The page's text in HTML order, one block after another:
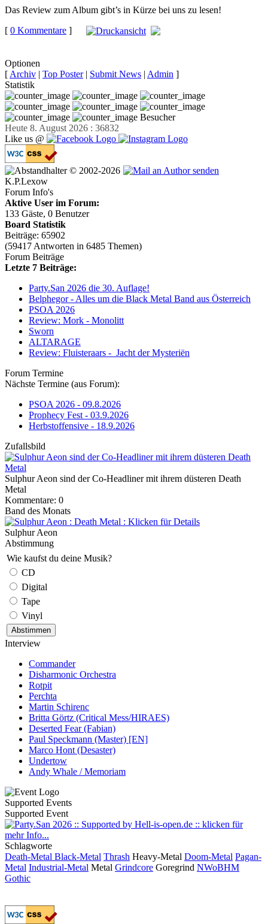
Das Review zum Album gibt’s in Kürze bei uns zu lesen!
[ 0 Kommentare ]
Optionen
[ Archiv | Top Poster| Submit News | Admin ]
Statistik
Besucher
Heute 8. August 2026 : 36832
Like us @
© 2002-2026
K.P.Lexow
Forum Info's
Aktive User im Forum:
133 Gäste, 0 Benutzer
Board Statistik
Beiträge: 65902
(59417 Antworten in 6485 Themen)
Forum Beiträge
Letzte 7 Beiträge:
Party.San 2026 die 30. Auflage!
Belphegor - Alles um die Black Metal Band aus Österreich
PSOA 2026
Review: Mork - Monolitt
Sworn
ALTARAGE
Review: Fluisteraars - Jacht der Mysteriën
Forum Termine
Nächste Termine (aus Forum):
PSOA 2026 - 09.8.2026
Prophecy Fest - 03.9.2026
Herbstoffensive - 18.9.2026
Zufallsbild
Sulphur Aeon sind der Co-Headliner mit ihrem düsteren Death
Metal
Kommentare: 0
Band des Monats
Sulphur Aeon
Abstimmung
Wie kaufst du deine Musik?
CD
Digital
Tape
Vinyl
Interview
Commander
Disharmonic Orchestra
Rotpit
Perchta
Martin Schirenc
Britta Görtz (Critical Mess/HIRAES)
Deserted Fear (Fabian)
Paul Speckmann (Master) [EN]
Marco Hont (Desaster)
Undertow
Andy Whale / Memoriam
Supported Events
Supported Event
Schlagworte
Death-Metal Black-Metal Thrash Heavy-Metal Doom-Metal Pagan-
Metal Industrial-Metal Metal Grindcore Goregrind NWoBHM
Gothic